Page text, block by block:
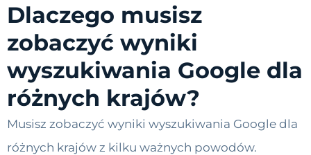
Dlaczego musisz
zobaczyć wyniki
wyszukiwania Google dla
różnych krajów?
Musisz zobaczyć wyniki wyszukiwania Google dla
różnych krajów z kilku ważnych powodów.